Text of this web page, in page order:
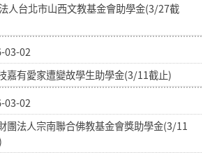
人台北市山西文教基金會助學金(3/27截
03-02
嘉有愛家遭變故學生助學金(3/11截止)
03-02
團法人宗南聯合佛教基金會獎助學金(3/11